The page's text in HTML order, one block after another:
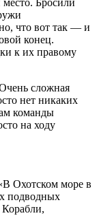
что вот так — и
конец.
к их правому
сложная
нет никаких
команды
на ходу
Охотском море в
подводных